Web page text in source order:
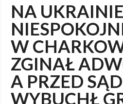
NA UKRAINIE
W
ZGINAŁ
A PRZED
WYBUCHŁ